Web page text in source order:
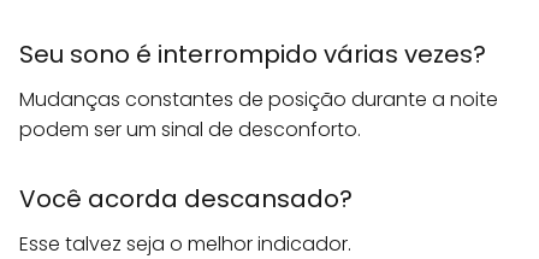
Seu sono é interrompido várias vezes?
Mudanças constantes de posição durante a noite
podem ser um sinal de desconforto.
Você acorda descansado?
Esse talvez seja o melhor indicador.